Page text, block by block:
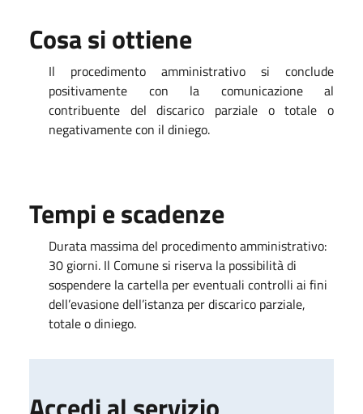
Cosa si ottiene
Il procedimento amministrativo si conclude
positivamente con la comunicazione al
contribuente del discarico parziale o totale o
negativamente con il diniego.
Tempi e scadenze
Durata massima del procedimento amministrativo:
30 giorni. Il Comune si riserva la possibilità di
sospendere la cartella per eventuali controlli ai fini
dell’evasione dell’istanza per discarico parziale,
totale o diniego.